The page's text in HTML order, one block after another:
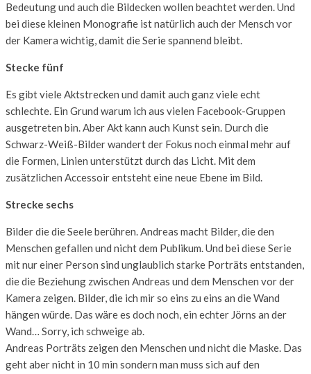
Bedeutung und auch die Bildecken wollen beachtet werden. Und
bei diese kleinen Monografie ist natürlich auch der Mensch vor
der Kamera wichtig, damit die Serie spannend bleibt.
Stecke fünf
Es gibt viele Aktstrecken und damit auch ganz viele echt
schlechte. Ein Grund warum ich aus vielen Facebook-Gruppen
ausgetreten bin. Aber Akt kann auch Kunst sein. Durch die
Schwarz-Weiß-Bilder wandert der Fokus noch einmal mehr auf
die Formen, Linien unterstützt durch das Licht. Mit dem
zusätzlichen Accessoir entsteht eine neue Ebene im Bild.
Strecke sechs
Bilder die die Seele berühren. Andreas macht Bilder, die den
Menschen gefallen und nicht dem Publikum. Und bei diese Serie
mit nur einer Person sind unglaublich starke Porträts entstanden,
die die Beziehung zwischen Andreas und dem Menschen vor der
Kamera zeigen. Bilder, die ich mir so eins zu eins an die Wand
hängen würde. Das wäre es doch noch, ein echter Jörns an der
Wand… Sorry, ich schweige ab.
Andreas Porträts zeigen den Menschen und nicht die Maske. Das
geht aber nicht in 10 min sondern man muss sich auf den